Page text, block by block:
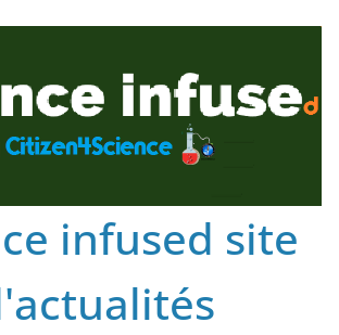
infused site